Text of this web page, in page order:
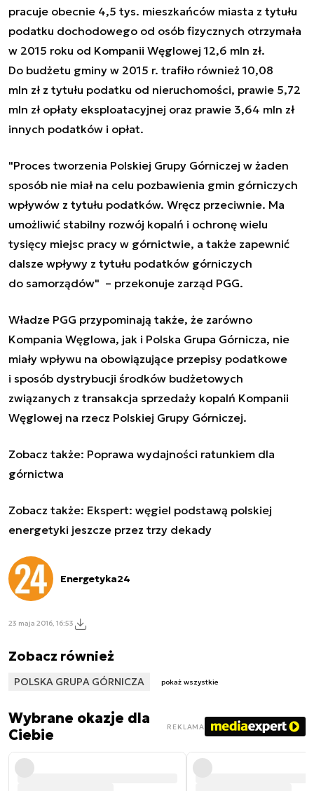
pracuje obecnie 4,5 tys. mieszkańców miasta z tytułu
podatku dochodowego od osób fizycznych otrzymała
w 2015 roku od Kompanii Węglowej 12,6 mln zł.
Do budżetu gminy w 2015 r. trafiło również 10,08
mln zł z tytułu podatku od nieruchomości, prawie 5,72
mln zł opłaty eksploatacyjnej oraz prawie 3,64 mln zł
innych podatków i opłat.
"Proces tworzenia Polskiej Grupy Górniczej w żaden
sposób nie miał na celu pozbawienia gmin górniczych
wpływów z tytułu podatków. Wręcz przeciwnie. Ma
umożliwić stabilny rozwój kopalń i ochronę wielu
tysięcy miejsc pracy w górnictwie, a także zapewnić
dalsze wpływy z tytułu podatków górniczych
do samorządów" – przekonuje zarząd PGG.
Władze PGG przypominają także, że zarówno
Kompania Węglowa, jak i Polska Grupa Górnicza, nie
miały wpływu na obowiązujące przepisy podatkowe
i sposób dystrybucji środków budżetowych
związanych z transakcja sprzedaży kopalń Kompanii
Węglowej na rzecz Polskiej Grupy Górniczej.
Zobacz także: Poprawa wydajności ratunkiem dla
górnictwa
Zobacz także: Ekspert: węgiel podstawą polskiej
energetyki jeszcze przez trzy dekady
Energetyka24
23 maja 2016, 16:53
Zobacz również
POLSKA GRUPA GÓRNICZA pokaż wszystkie
Wybrane okazje dla
Ciebie
REKLAMA